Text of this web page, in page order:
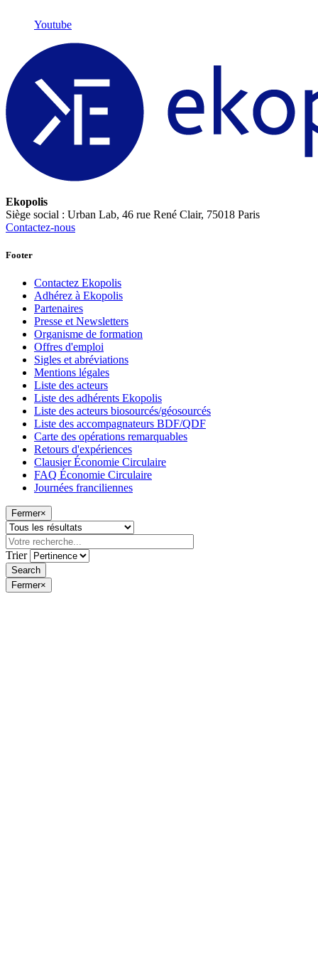
Youtube
Ekopolis
Siège social : Urban Lab, 46 rue René Clair, 75018 Paris
Contactez-nous
Footer
Contactez Ekopolis
Adhérez à Ekopolis
Partenaires
Presse et Newsletters
Organisme de formation
Offres d'emploi
Sigles et abréviations
Mentions légales
Liste des acteurs
Liste des adhérents Ekopolis
Liste des acteurs biosourcés/géosourcés
Liste des accompagnateurs BDF/QDF
Carte des opérations remarquables
Retours d'expériences
Clausier Économie Circulaire
FAQ Économie Circulaire
Journées franciliennes
Fermer×
Trier
Fermer×